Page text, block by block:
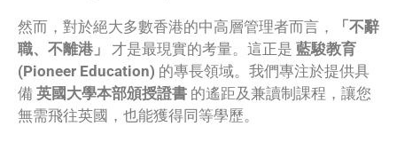
然而，對於絕大多數香港的中高層管理者而言，
「不辭
職、不離港」
才是最現實的考量。這正是 藍駿教育
(Pioneer Education) 的專長領域。我們專注於提供具
備 英國大學本部頒授證書 的遙距及兼讀制課程，讓您
無需飛往英國，也能獲得同等學歷。